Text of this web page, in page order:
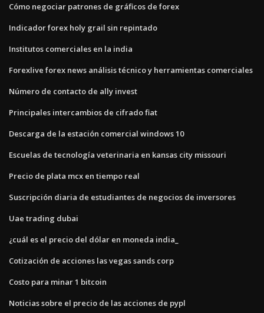
Cómo negociar patrones de gráficos de forex
Indicador forex holy grail sin repintado
Institutos comerciales en la india
Forexlive forex news análisis técnico y herramientas comerciales
Número de contacto de ally invest
Principales intercambios de cifrado fiat
Descarga de la estación comercial windows 10
Escuelas de tecnología veterinaria en kansas city missouri
Precio de plata mcx en tiempo real
Suscripción diaria de estudiantes de negocios de inversores
Uae trading dubai
¿cuál es el precio del dólar en moneda india_
Cotización de acciones las vegas sands corp
Costo para minar 1 bitcoin
Noticias sobre el precio de las acciones de pypl